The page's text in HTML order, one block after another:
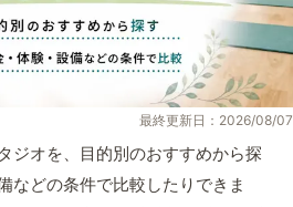
最終更新日：2026/08/07
ジオを、目的別のおすすめから探
などの条件で比較したりできま